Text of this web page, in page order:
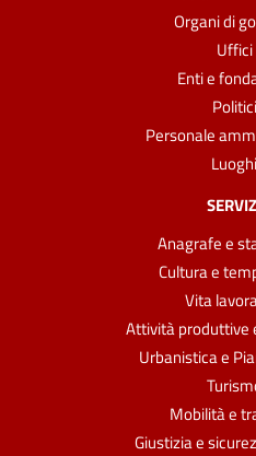
Organi di
Uffici
Enti e
Politici
Personale
Luoghi
Anagrafe e
Cultura e
Vita
Attività produttive
Urbanistica e
Mobilità e
Giustizia e